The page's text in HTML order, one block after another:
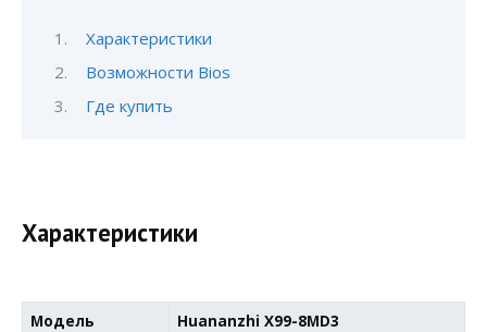
Характеристики
Возможности Bios
Где купить
Характеристики
Модель
Huananzhi X99-8MD3